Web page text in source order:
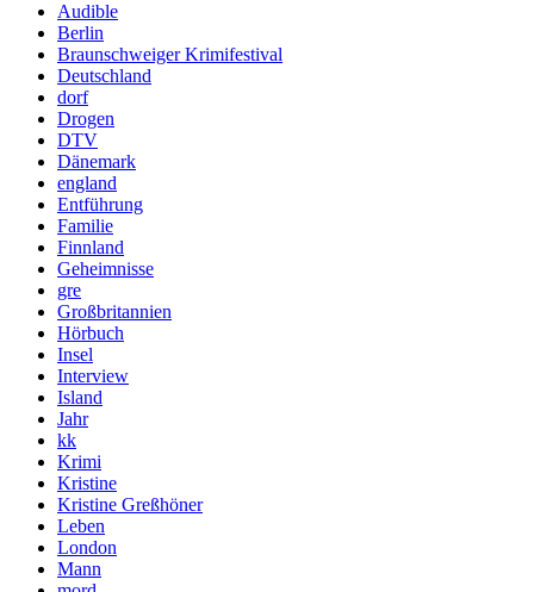
Audible
Berlin
Braunschweiger Krimifestival
Deutschland
dorf
Drogen
DTV
Dänemark
england
Entführung
Familie
Finnland
Geheimnisse
gre
Großbritannien
Hörbuch
Insel
Interview
Island
Jahr
kk
Krimi
Kristine
Kristine Greßhöner
Leben
London
Mann